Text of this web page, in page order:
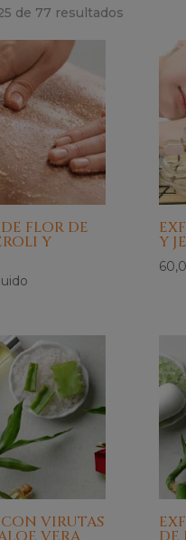
de 77 resultados
FLOR DE
Y Y
VIRUTAS